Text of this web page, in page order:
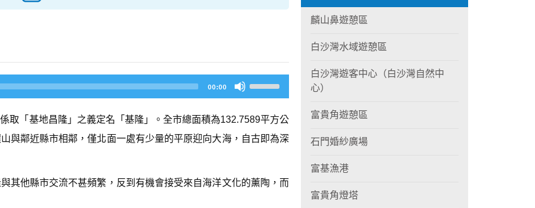
00:00
s
e
p/
D
o
A
r
取「基地昌隆」之義定名「基隆」。全市總面積為132.7589平方公
與鄰近縣市相鄰，僅北面一處有少量的平原迎向大海，自古即為深
其他縣市交流不甚頻繁，反到有機會接受來自海洋文化的薰陶，而
麟山鼻遊憩區
白沙灣水域遊憩區
白沙灣遊客中心（白沙灣自然中
心）
富貴角遊憩區
石門婚紗廣場
富基漁港
富貴角燈塔